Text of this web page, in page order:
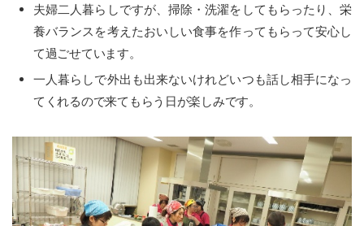
夫婦二人暮らしですが、掃除・洗濯をしてもらったり、栄
養バランスを考えたおいしい食事を作ってもらって安心し
て過ごせています。
一人暮らしで外出も出来ないけれどいつも話し相手になっ
てくれるので来てもらう日が楽しみです。